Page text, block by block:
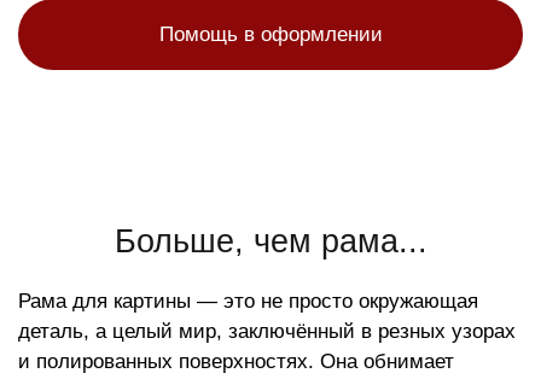
Помощь в оформлении
Больше, чем рама...
Рама для картины — это не просто окружающая
деталь, а целый мир, заключённый в резных узорах
и полированных поверхностях. Она обнимает